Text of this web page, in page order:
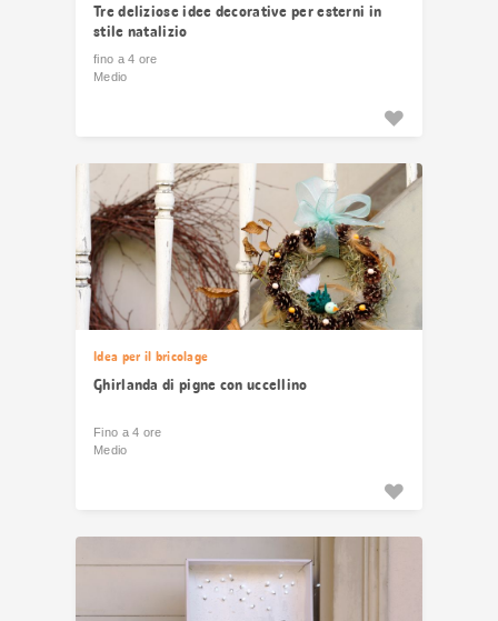
Tre deliziose idee decorative per esterni in
stile natalizio
fino a 4 ore
Medio
Idea per il bricolage
Ghirlanda di pigne con uccellino
Fino a 4 ore
Medio